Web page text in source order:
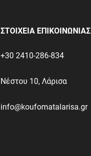
ΣΤΟΙΧΕΙΑ ΕΠΙΚΟΙΝΩΝΙΑΣ
+30 2410-286-834
Νέστου 10, Λάρισα
info@koufomatalarisa.gr